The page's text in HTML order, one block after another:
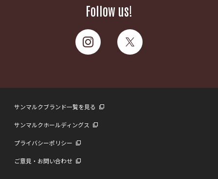
Follow us!
サンマルクブランド一覧を見る
サンマルクホールディングス
プライバシーポリシー
ご意見・お問い合わせ